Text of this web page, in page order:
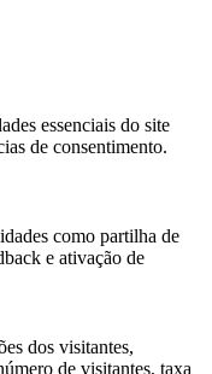
essenciais do site
de consentimento.
como partilha de
e ativação de
dos visitantes,
de visitantes, taxa